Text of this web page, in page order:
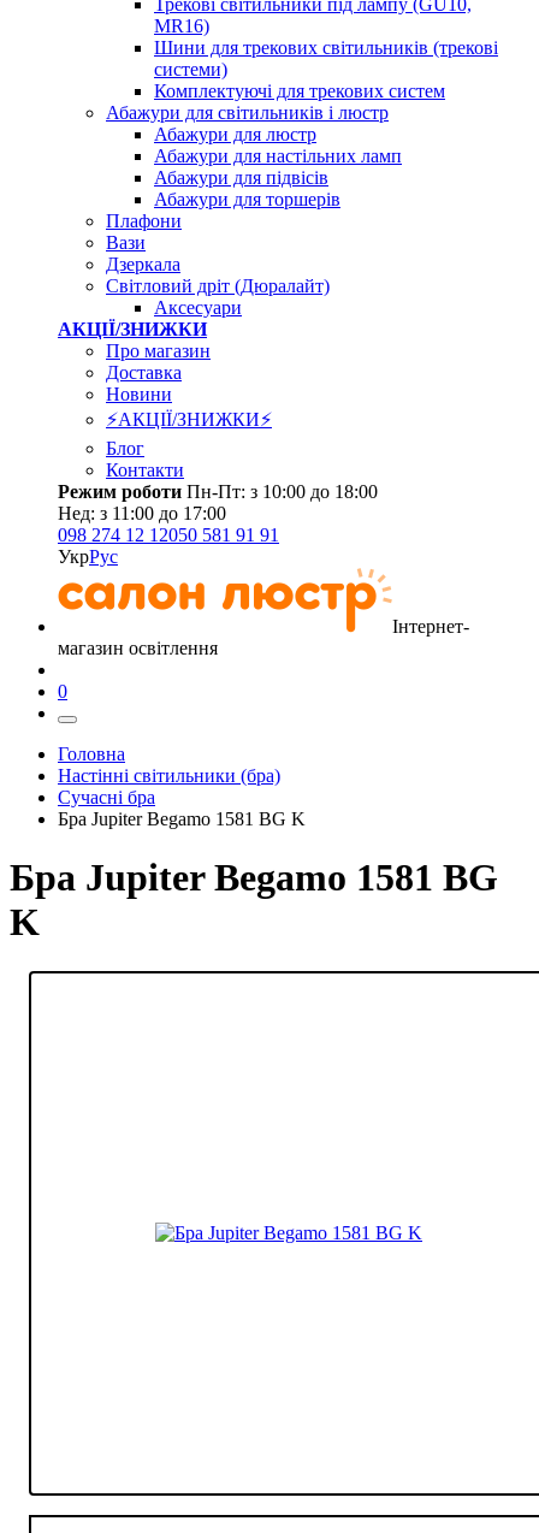
Трекові світильники під лампу (GU10,
MR16)
Шини для трекових світильників (трекові
системи)
Комплектуючі для трекових систем
Абажури для світильників і люстр
Абажури для люстр
Абажури для настільних ламп
Абажури для підвісів
Абажури для торшерів
Плафони
Вази
Дзеркала
Світловий дріт (Дюралайт)
Аксесуари
АКЦІЇ/ЗНИЖКИ
Про магазин
Доставка
Новини
⚡АКЦІЇ/ЗНИЖКИ⚡
Блог
Контакти
Режим роботи Пн-Пт: з 10:00 до 18:00
Нед: з 11:00 до 17:00
098 274 12 12050 581 91 91
УкрРус
Інтернет-
магазин освітлення
0
Головна
Настінні світильники (бра)
Сучасні бра
Бра Jupiter Begamo 1581 BG K
Бра Jupiter Begamo 1581 BG
K